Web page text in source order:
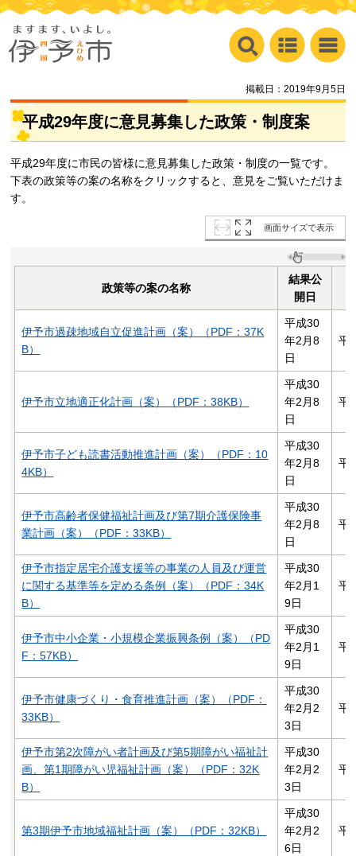
掲載日：2019年9月5日
平成29年度に意見募集した政策・制度案
平成29年度に市民の皆様に意見募集した政策・制度の一覧です。
下表の政策等の案の名称をクリックすると、意見をご覧いただけま
す。
画面サイズで表示
政策等の案の名称
結果公
開日
伊予市過疎地域自立促進計画（案）（PDF：37K
B）
平成30
年2月8
日
平
伊予市立地適正化計画（案）（PDF：38KB）
平成30
年2月8
日
平
伊予市子ども読書活動推進計画（案）（PDF：10
4KB）
平成30
年2月8
日
平
伊予市高齢者保健福祉計画及び第7期介護保険事
業計画（案）（PDF：33KB）
平成30
年2月8
日
平
伊予市指定居宅介護支援等の事業の人員及び運営
に関する基準等を定める条例（案）（PDF：34K
B）
平成30
年2月1
9日
平
伊予市中小企業・小規模企業振興条例（案）（PD
F：57KB）
平成30
年2月1
9日
平
伊予市健康づくり・食育推進計画（案）（PDF：
33KB）
平成30
年2月2
3日
平
伊予市第2次障がい者計画及び第5期障がい福祉計
画、第1期障がい児福祉計画（案）（PDF：32K
B）
平成30
年2月2
3日
平
第3期伊予市地域福祉計画（案）（PDF：32KB）
平成30
年2月2
6日
平